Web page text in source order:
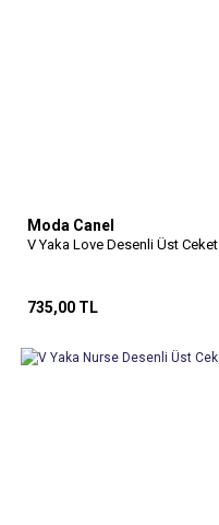
Moda Canel
V Yaka Love Desenli Üst Ceket
735,00 TL